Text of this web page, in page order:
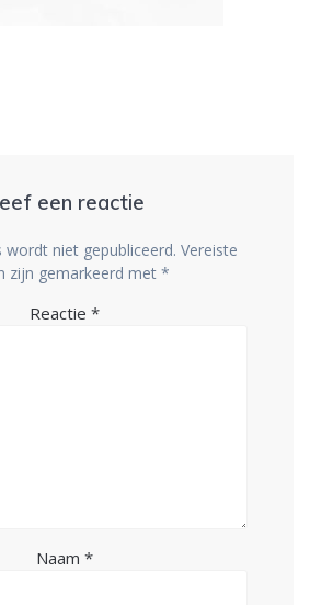
een reactie
wordt niet gepubliceerd. Vereiste
zijn gemarkeerd met *
Reactie *
Naam *